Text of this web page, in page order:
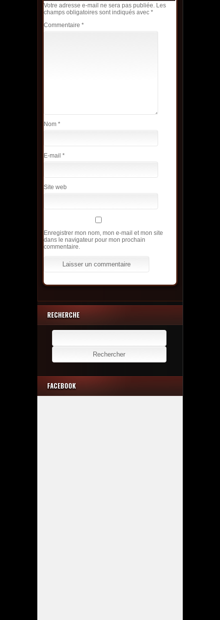
Votre adresse e-mail ne sera pas publiée. Les
champs obligatoires sont indiqués avec *
Commentaire *
Nom *
E-mail *
Site web
Enregistrer mon nom, mon e-mail et mon site
dans le navigateur pour mon prochain
commentaire.
RECHERCHE
Rechercher :
FACEBOOK